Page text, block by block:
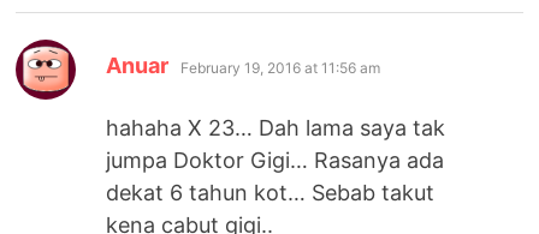
Anuar says:
February 19, 2016 at 11:56 am
hahaha X 23… Dah lama saya tak
jumpa Doktor Gigi… Rasanya ada
dekat 6 tahun kot… Sebab takut
kena cabut gigi..